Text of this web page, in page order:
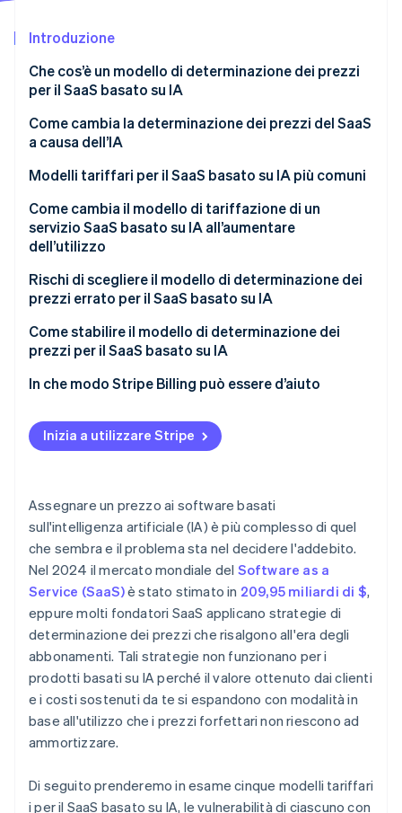
Radar
Atlas
Costituzione di start-up
Climate
Rimozione del carbonio
Identity
Verifica online dell'identità
Stripe Sessions 2026
Scopri come Stripe sta costruendo l'infrastruttura
Guarda ora
Partner
Stripe App Marketplace
Introduzione
Che cos’è un modello di determinazione dei prezzi
per il SaaS basato su IA
Come cambia la determinazione dei prezzi del SaaS
a causa dell’IA
Modelli tariffari per il SaaS basato su IA più comuni
Abbonamento a tariffa fissa o piani a livelli
Pagamento a consumo
Ibrido (abbonamento e utilizzo)
In base al numero di utenti
In base ai risultati
Come cambia il modello di tariffazione di un
servizio SaaS basato su IA all’aumentare
dell’utilizzo
Compressione dei margini
Mancata monetizzazione del valore
Rischi di scegliere il modello di determinazione dei
prezzi errato per il SaaS basato su IA
Metrica di valore non corrispondente
Sorprese nei costi
Complicazioni che bloccano le trattative
Copia delle impostazioni predefinite dei servizi
SaaS legacy
IA
Come stabilire il modello di determinazione dei
prezzi per il SaaS basato su IA
In che modo Stripe Billing può essere d’aiuto
Inizia a utilizzare Stripe
Assegnare un prezzo ai software basati
sull'intelligenza artificiale (IA) è più complesso di quel
che sembra e il problema sta nel decidere l'addebito.
Nel 2024 il mercato mondiale del Software as a
Service (SaaS)è stato stimato in 209,95 miliardi di $,
eppure molti fondatori SaaS applicano strategie di
determinazione dei prezzi che risalgono all'era degli
abbonamenti. Tali strategie non funzionano per i
prodotti basati su IA perché il valore ottenuto dai clienti
e i costi sostenuti da te si espandono con modalità in
base all'utilizzo che i prezzi forfettari non riescono ad
ammortizzare.
Di seguito prenderemo in esame cinque modelli tariffari
i per il SaaS basato su IA, le vulnerabilità di ciascuno con